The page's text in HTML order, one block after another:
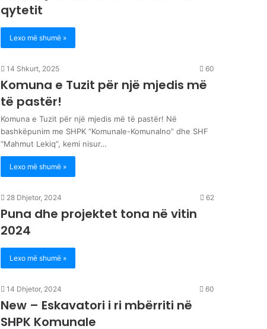
qytetit
Lexo më shumë »
14 Shkurt, 2025 60
Komuna e Tuzit për një mjedis më
të pastër!
Komuna e Tuzit për një mjedis më të pastër! Në
bashkëpunim me SHPK “Komunale-Komunalno” dhe SHF
“Mahmut Lekiq”, kemi nisur…
Lexo më shumë »
28 Dhjetor, 2024 62
Puna dhe projektet tona në vitin
2024
Lexo më shumë »
14 Dhjetor, 2024 60
New – Eskavatori i ri mbërriti në
SHPK Komunale